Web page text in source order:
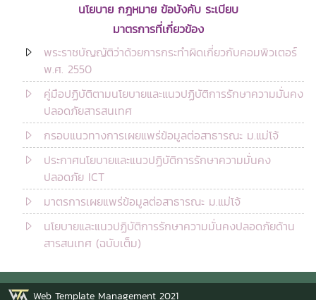
นโยบาย กฎหมาย ข้อบังคับ ระเบียบ
มาตรการที่เกี่ยวข้อง
พระราชบัญญัติว่าด้วยการกระทำผิดเกี่ยวกับคอมพิวเตอร์
พ.ศ. 2550
คู่มือปฏิบัติตามนโยบายและแนวปฏิบัติการรักษาความมั่นคง
ปลอดภัยสารสนเทศ
กรอบแนวทางการเผยแพร่ข้อมูลต่อสาธารณะ ม.แม่โจ้
ประกาศนโยบายและแนวปฏิบัติการรักษาความมั่นคง
ปลอดภัย ICT
มาตรการเผยแพร่ข้อมูลต่อสาธารณะ ม.แม่โจ้
นโยบายและแนวปฏิบัติการรักษาความมั่นคงปลอดภัยด้าน
สารสนเทศ (ฉบับเต็ม)
Web Template Management 2021